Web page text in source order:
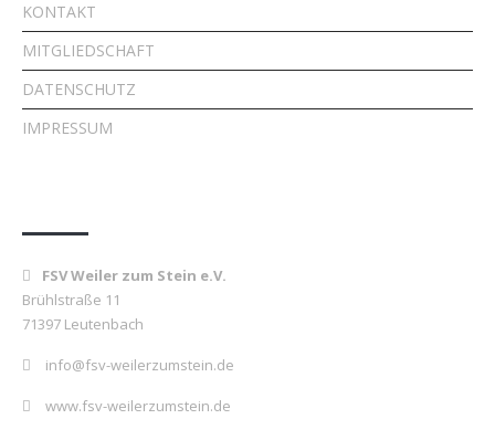
KONTAKT
MITGLIEDSCHAFT
DATENSCHUTZ
IMPRESSUM
FSV Weiler zum Stein e.V.
Brühlstraße 11
71397 Leutenbach
info@fsv-weilerzumstein.de
www.fsv-weilerzumstein.de